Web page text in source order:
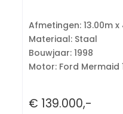
Afmetingen: 13.00m x
Materiaal: Staal
Bouwjaar: 1998
Motor: Ford Mermaid
€ 139.000,-